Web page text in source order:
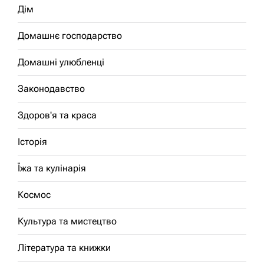
Дім
Домашнє господарство
Домашні улюбленці
Законодавство
Здоров'я та краса
Історія
Їжа та кулінарія
Космос
Культура та мистецтво
Література та книжки